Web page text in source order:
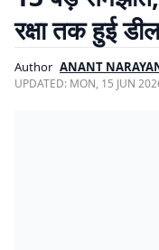
रक्षा तक हुई डील
Author ANANT
UPDATED: MON, 15 JUN